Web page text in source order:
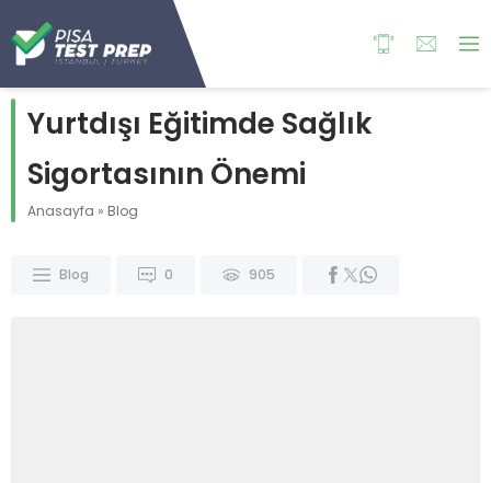
Yurtdışı Eğitimde Sağlık
Sigortasının Önemi
Anasayfa » Blog
Blog 0 905